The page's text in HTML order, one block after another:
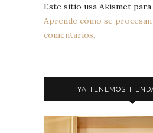
Este sitio usa Akismet
Aprende cómo se
comentarios.
¡YA TENEMOS